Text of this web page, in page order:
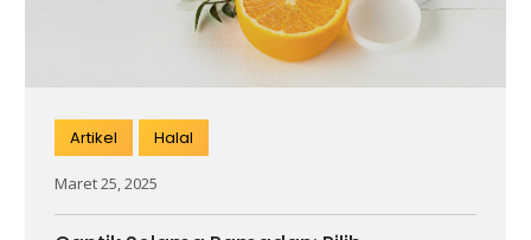
Artikel Halal
Maret 25, 2025